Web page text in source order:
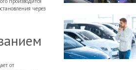
через
от